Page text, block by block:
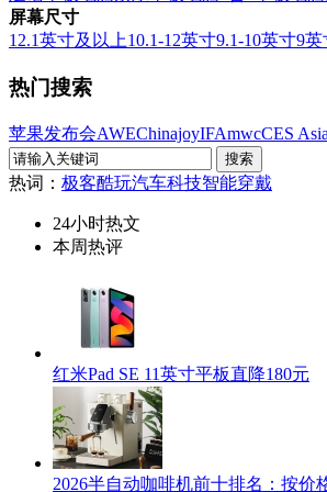
屏幕尺寸
12.1英寸及以上10.1-12英寸9.1-10英寸9英
热门搜索
苹果发布会AWEChinajoyIFAmwcCES Asia
热词： 极客酷玩汽车科技智能穿戴
24小时热文
本周热评
红米Pad SE 11英寸平板直降180元
2026半自动咖啡机前十排名：按